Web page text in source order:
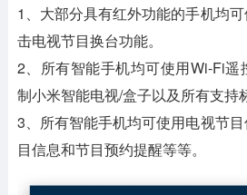
1、大部分具有红外功能的手机均
击电视节目换台功能。
2、所有智能手机均可使用Wi-Fi遥
制小米智能电视/盒子以及所有支持
3、所有智能手机均可使用电视节
目信息和节目预约提醒等等。